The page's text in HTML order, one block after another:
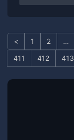
< 1 2 …
411
412 413